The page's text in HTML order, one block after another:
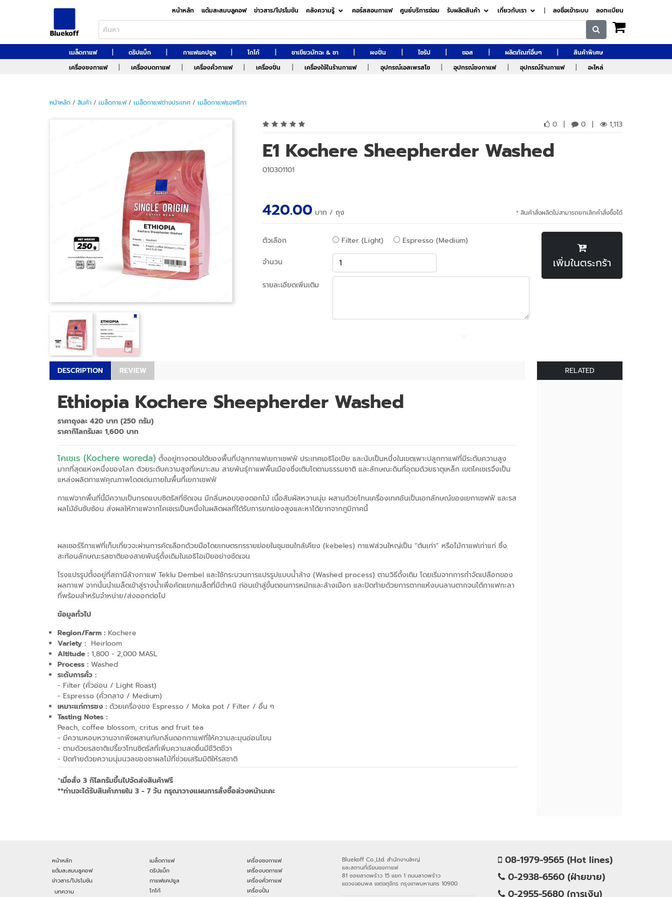
หน้าหลัก แต้มสะสมบลูคอฟ ข่าวสาร/โปรโมชัน คลังความรู้ คอร์สสอนกาแฟ ศูนย์บริการซ่อม รับผลิตสินค้า เกี่ยวกับเรา | ลงชื่อเข้าระบบ ลงทะเบียน
เมล็ดกาแฟ | ดริปแบ็ก | กาแฟแคปซูล | โกโก้ | ชาเขียวมัทฉะ & ชา | ผงปั่น | ไซรัป | ซอส | ผลิตภัณฑ์อื่นๆ |
สินค้าพิเศษ
เครื่องชงกาแฟ
| เครื่องบดกาแฟ | เครื่องคั่วกาแฟ | เครื่องปั่น | เครื่องใช้ในร้านกาแฟ | อุปกรณ์เอสเพรสโซ | อุปกรณ์ชงกาแฟ | อุปกรณ์ร้านกาแฟ | อะไหล่
หน้าหลัก / สินค้า / เมล็ดกาแฟ/ เมล็ดกาแฟต่างประเทศ / เมล็ดกาแฟแอฟริกา
0 | 0 | 1,113
E1 Kochere Sheepherder Washed
010301101
420.00 บาท / ถุง * สินค้าสั่งผลิตไม่สามารถยกเลิกคำสั่งซื้อได้
ตัวเลือก Filter (Light) Espresso (Medium)
จำนวน
รายละเอียดเพิ่มเติม
เพิ่มในตระกร้า
DESCRIPTION REVIEW
Ethiopia Kochere Sheepherder Washed
ราคาถุงละ 420 บาท (250 กรัม)
ราคากิโลกรัมละ 1,600 บาท
โคเชเร (Kochere woreda) ตั้งอยู่ทางตอนใต้ของพื้นที่ปลูกกาแฟเยกาเชฟฟ์ ประเทศเอธิโอเปีย และนับเป็นหนึ่งในเขตเพาะปลูกกาแฟที่มีระดับความสูง
มากที่สุดแห่งหนึ่งของโลก ด้วยระดับความสูงที่เหมาะสม สายพันธุ์กาแฟพื้นเมืองซึ่งเติบโตตามธรรมชาติ และลักษณะดินที่อุดมด้วยธาตุเหล็ก เขตโคเชเรจึงเป็น
แหล่งผลิตกาแฟคุณภาพโดดเด่นภายในพื้นที่เยกาเชฟฟ์
กาแฟจากพื้นที่นี้มีความเป็นกรดแบบซิตรัสที่ชัดเจน มีกลิ่นหอมของดอกไม้ เนื้อสัมผัสหวานนุ่ม ผสานด้วยโทนเครื่องเทศอันเป็นเอกลักษณ์ของเยกาเชฟฟ์ และรส
ผลไม้อันซับซ้อน ส่งผลให้กาแฟจากโคเชเรเป็นหนึ่งในผลิตผลที่ได้รับการยกย่องสูงและหาได้ยากจากภูมิภาคนี้
ผลเชอร์รีกาแฟที่เก็บเกี่ยวจะผ่านการคัดเลือกด้วยมือโดยเกษตรกรรายย่อยในชุมชนใกล้เคียง (kebeles) กาแฟส่วนใหญ่เป็น “ต้นเก่า” หรือไม้กาแฟเก่าแก่ ซึ่ง
สะท้อนลักษณะรสชาติของสายพันธุ์ดั้งเดิมในเอธิโอเปียอย่างชัดเจน
โรงแปรรูปตั้งอยู่ที่สถานีล้างกาแฟ Teklu Dembel และใช้กระบวนการแปรรูปแบบน้ำล้าง (Washed process) ตามวิธีดั้งเดิม โดยเริ่มจากการกำจัดเปลือกของ
ผลกาแฟ จากนั้นนำเมล็ดเข้าสู่รางน้ำเพื่อคัดแยกเมล็ดที่มีตำหนิ ก่อนเข้าสู่ขั้นตอนการหมักและล้างเมือก และปิดท้ายด้วยการตากแห้งบนลานตากจนได้กาแฟกะลา
ที่พร้อมสำหรับจำหน่าย/ส่งออกต่อไป
ข้อมูลทั่วไป
Region/Farm : Kochere
Variety : Heirloom
Altitude : 1,800 - 2,000 MASL
Process : Washed
ระดับการคั่ว :
- Filter (คั่วอ่อน / Light Roast)
- Espresso (คั่วกลาง / Medium)
เหมาะแก่การชง : ด้วยเครื่องชง Espresso / Moka pot / Filter / อื่น ๆ
Tasting Notes :
Peach, coffee blossom, critus and fruit tea
- มีความหอมหวานจากพีชผสานกับกลิ่นดอกกาแฟที่ให้ความละมุนอ่อนโยน
- ตามด้วยรสชาติเปรี้ยวโทนซิตรัสที่เพิ่มความสดชื่นมีชีวิตชีวา
- ปิดท้ายด้วยความนุ่มนวลของชาผลไม้ที่ช่วยเสริมมิติให้รสชาติ
*เมื่อสั่ง 3 กิโลกรัมขึ้นไปจัดส่งสินค้าฟรี
**ท่านจะได้รับสินค้าภายใน 3 - 7 วัน กรุณาวางแผนการสั่งซื้อล่วงหน้านะคะ
RELATED
หน้าหลัก
แต้มสะสมบลูคอฟ
ข่าวสาร/โปรโมชัน
บทความ
เมล็ดกาแฟ
ดริปแบ็ก
กาแฟแคปซูล
โกโก้
เครื่องชงกาแฟ
เครื่องบดกาแฟ
เครื่องคั่วกาแฟ
เครื่องปั่น
Bluekoff Co.,Ltd. สำนักงานใหญ่
และสถานที่เรียนชงกาแฟ
81 ซอยลาดพร้าว 15 แยก 1 ถนนลาดพร้าว
แขวงจอมพล เขตจตุจักร กรุงเทพมหานคร 10900
08-1979-9565 (Hot lines)
0-2938-6560 (ฝ่ายขาย)
0-2955-5680 (การเงิน)